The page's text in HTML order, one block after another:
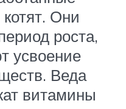
Они
роста,
усвоение
Веда
витамины